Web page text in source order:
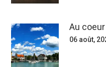
Au
06 août,